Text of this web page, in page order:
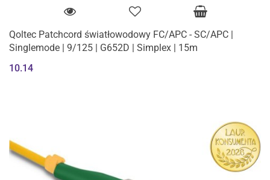
Qoltec Patchcord światłowodowy FC/APC - SC/APC |
Singlemode | 9/125 | G652D | Simplex | 15m
10.14